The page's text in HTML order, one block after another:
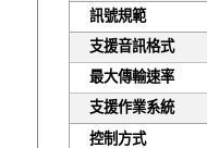
訊號規範
支援音訊格式
最大傳輸速率
支援作業系統
控制方式